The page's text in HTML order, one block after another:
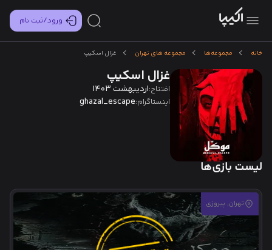
ورود/ثبت نام
خانه مجموعه‌ها مجموعه های تهران غزال اسکیپ
غزال اسکیپ
افتتاح:اردیبهشت 1403
اینستاگرام:ghazal_escape
لیست بازی‌ها
تهران, پیروزی